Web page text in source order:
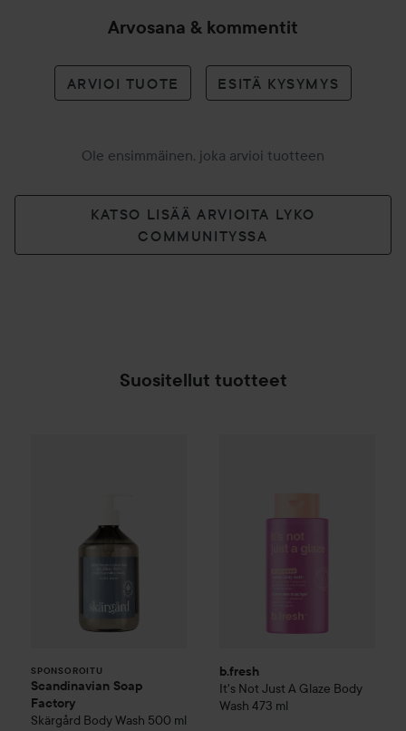
Arvosana & kommentit
ARVIOI TUOTE ESITÄ KYSYMYS
Ole ensimmäinen, joka arvioi tuotteen
KATSO LISÄÄ ARVIOITA LYKO
COMMUNITYSSA
Suositellut tuotteet
SPONSOROITU
Scandinavian Soap
Factory
Skärgård Body Wash 500 ml
b.fresh
It's Not Just A Glaze Body
Wash 473 ml